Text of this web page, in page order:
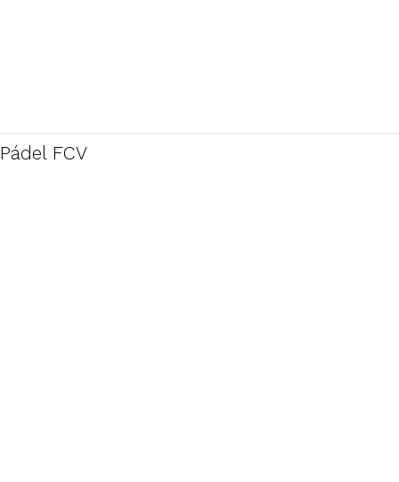
Pádel FCV